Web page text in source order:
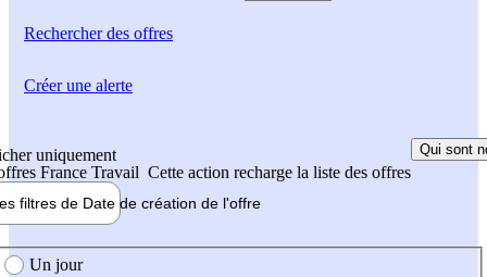
Rechercherdes offres
uniquement
France Travail Cette action recharge la liste des offres
Qui sont
filtres de Date de création de l'offre
création de l'offre
Un jour
Créer une alerte